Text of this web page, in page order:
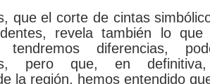
que el corte de cintas
revela también lo que
diferencias,
pero que, en
la región, hemos entendido